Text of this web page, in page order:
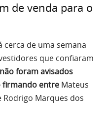
de venda para o
cerca de uma semana
que confiaram
não foram avisados
firmando entre Mateus
Rodrigo Marques dos